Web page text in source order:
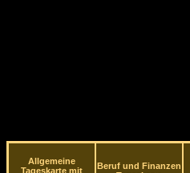
Allgemeine
Tageskarte mit
Beruf und Finanzen